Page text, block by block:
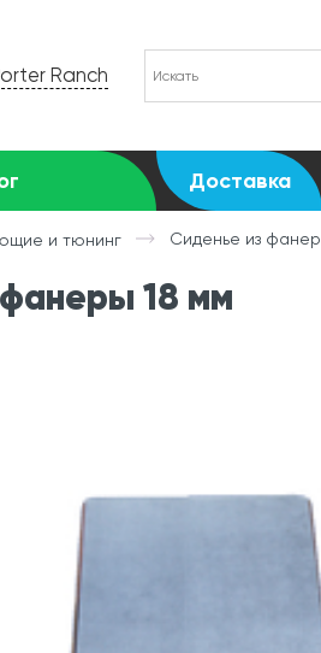
Ranch
Доставка
и тюнинг Сиденье из
18 мм